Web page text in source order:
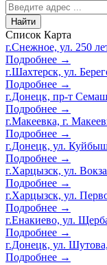
Найти
Список Карта
г.Снежное, ул. 250
Подробнее →
г.Шахтерск, ул.
Подробнее →
г.Донецк, пр-т
Подробнее →
г.Макеевка, г.
Подробнее →
г.Донецк, ул.
Подробнее →
г.Харцызск, ул.
Подробнее →
г.Харцызск, ул.
Подробнее →
г.Енакиево, ул.
Подробнее →
г.Донецк, ул.
Подробнее →